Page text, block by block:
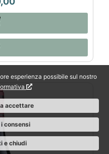
esperienza possibile sul nostro
accettare
consensi
e chiudi